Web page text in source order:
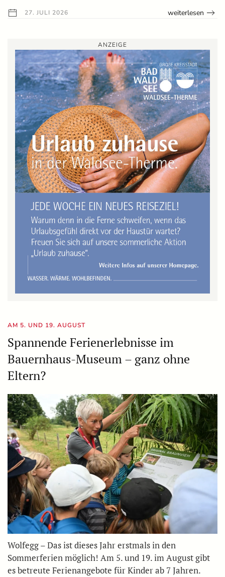
27. JULI 2026 weiterlesen
ANZEIGE
AM 5. UND 19. AUGUST
Spannende Ferienerlebnisse im
Bauernhaus-Museum – ganz ohne
Eltern?
Wolfegg – Das ist dieses Jahr erstmals in den
Sommerferien möglich! Am 5. und 19. im August gibt
es betreute Ferienangebote für Kinder ab 7 Jahren.